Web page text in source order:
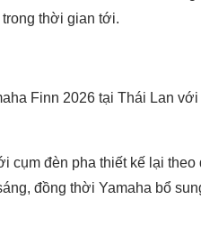
thời gian tới.
Finn 2026 tại Thái Lan
cụm đèn pha thiết kế lại theo
đồng thời Yamaha bổ